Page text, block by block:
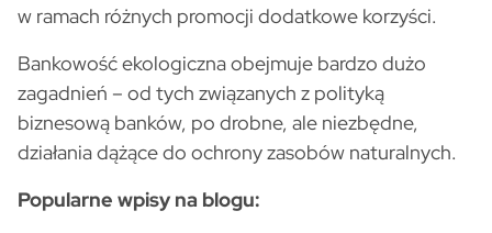
w ramach różnych promocji dodatkowe korzyści.
Bankowość ekologiczna obejmuje bardzo dużo
zagadnień – od tych związanych z polityką
biznesową banków, po drobne, ale niezbędne,
działania dążące do ochrony zasobów naturalnych.
Popularne wpisy na blogu: